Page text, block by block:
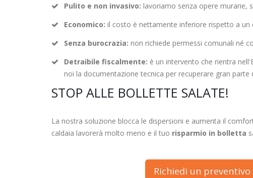
Pulito e non invasivo: lavoriamo senza opere murarie,
Economico: il costo è nettamente inferiore rispetto a un
Senza burocrazia: non richiede permessi comunali né
Detraibile fiscalmente: è un intervento che rientra
noi la documentazione tecnica per recuperare gran parte
STOP ALLE BOLLETTE SALATE!
La nostra soluzione blocca le dispersioni e aumenta il
caldaia lavorerà molto meno e il tuo risparmio in bolletta
Richiedi un preventivo